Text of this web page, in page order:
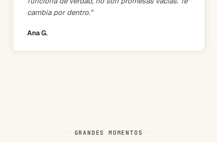
cambia por dentro."
Ana G.
GRANDES MOMENTOS